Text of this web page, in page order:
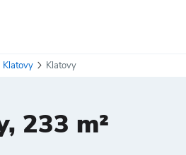
Klatovy Klatovy
233 m²